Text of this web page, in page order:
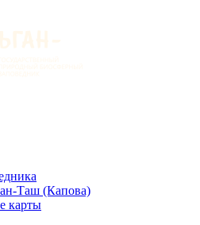
Таш (Капова)
карты